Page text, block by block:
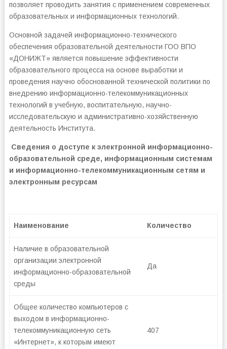
позволяет проводить занятия с применением современных
образовательных и информационных технологий.
Основной задачей информационно-технического
обеспечения образовательной деятельности ГОО ВПО
«ДОНИЖТ» является повышение эффективности
образовательного процесса на основе выработки и
проведения научно обоснованной технической политики по
внедрению информационно-телекоммуникационных
технологий в учебную, воспитательную, научно-
исследовательскую и административно-хозяйственную
деятельность Института.
Сведения о доступе к электронной информационно-
образовательной среде, информационным системам
и информационно-телекоммуникационным сетям и
электронным ресурсам
Наименование Количество
Наличие в образовательной
организации электронной
информационно-образовательной
среды
Да
Общее количество компьютеров с
выходом в информационно-
телекоммуникационную сеть
«Интернет», к которым имеют
407